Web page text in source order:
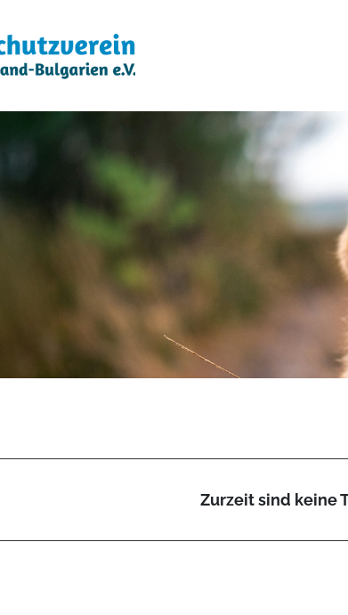
Zurzeit sind keine